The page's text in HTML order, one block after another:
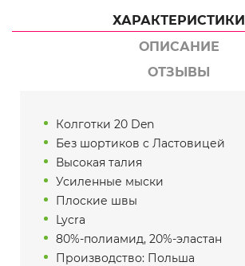
ХАРАКТЕРИСТИКИ
ОПИСАНИЕ
ОТЗЫВЫ
Колготки 20 Den
Без шортиков c Ластовицей
Высокая талия
Усиленные мыски
Плоские швы
Lycra
80%-полиамид, 20%-эластан
Производство: Польша